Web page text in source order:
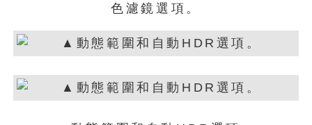
色濾鏡選項。